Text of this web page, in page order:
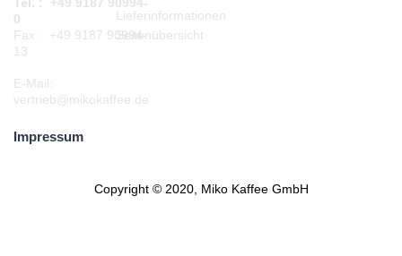
0
Fax : +49 9187 90994-
13
E-Mail:
vertrieb@mikokaffee.de
Lieferinformationen
Seitenübersicht
Impressum
Copyright © 2020, Miko Kaffee GmbH